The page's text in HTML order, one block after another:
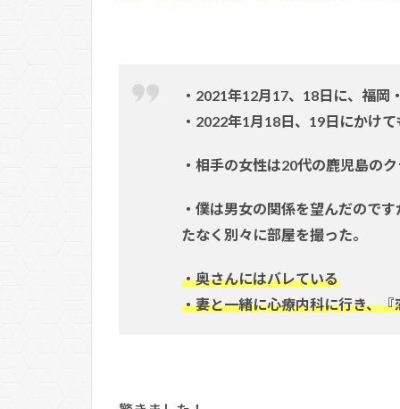
・2021年12月17、18日に、福岡
・2022年1月18日、19日にかけ
・相手の女性は20代の鹿児島の
・僕は男女の関係を望んだので
たなく別々に部屋を撮った。
・奥さんにはバレている
・妻と一緒に心療内科に行き、